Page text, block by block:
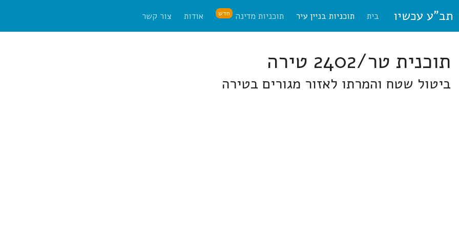
תב"ע עכשיו בית תוכניות בניין עיר תוכניות מדינה חדש אודות צור קשר
תוכנית טר/2402 טירה
ביטול שטח והמרתו לאזור מגורים בטירה